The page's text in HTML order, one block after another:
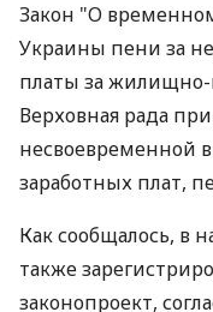
Закон "О
Украины пени за
платы за
Верховная рада
несвоевременной
заработных плат,
Как сообщалось, в
также
законопроект,